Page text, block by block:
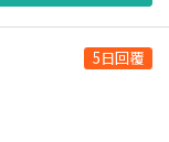
5日回覆